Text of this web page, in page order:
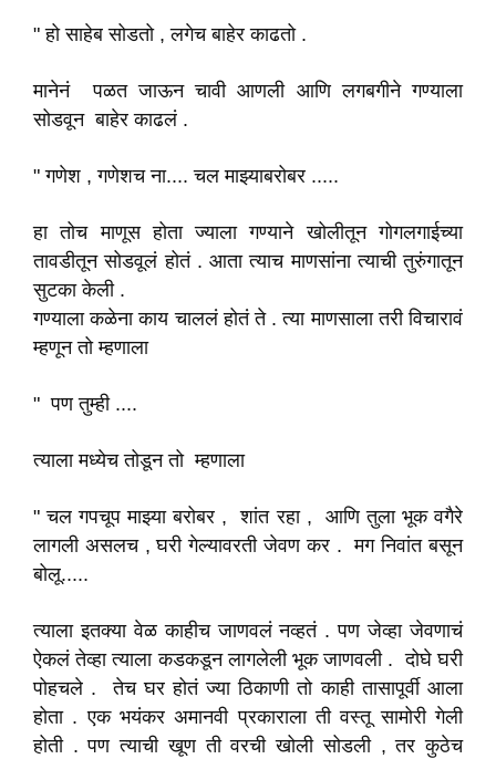
" हो साहेब सोडतो , लगेच बाहेर काढतो .
मानेनं पळत जाऊन चावी आणली आणि लगबगीने गण्याला
सोडवून बाहेर काढलं .
" गणेश , गणेशच ना.... चल माझ्याबरोबर .....
हा तोच माणूस होता ज्याला गण्याने खोलीतून गोगलगाईच्या
तावडीतून सोडवूलं होतं . आता त्याच माणसांना त्याची तुरुंगातून
सुटका केली .
गण्याला कळेना काय चाललं होतं ते . त्या माणसाला तरी विचारावं
म्हणून तो म्हणाला
" पण तुम्ही ....
त्याला मध्येच तोडून तो म्हणाला
" चल गपचूप माझ्या बरोबर , शांत रहा , आणि तुला भूक वगैरे
लागली असलच , घरी गेल्यावरती जेवण कर . मग निवांत बसून
बोलू.....
त्याला इतक्या वेळ काहीच जाणवलं नव्हतं . पण जेव्हा जेवणाचं
ऐकलं तेव्हा त्याला कडकडून लागलेली भूक जाणवली . दोघे घरी
पोहचले . तेच घर होतं ज्या ठिकाणी तो काही तासापूर्वी आला
होता . एक भयंकर अमानवी प्रकाराला ती वस्तू सामोरी गेली
होती . पण त्याची खूण ती वरची खोली सोडली , तर कुठेच